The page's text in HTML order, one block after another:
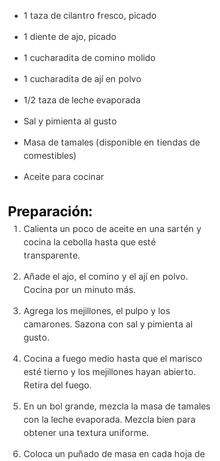
1 taza de cilantro fresco, picado
1 diente de ajo, picado
1 cucharadita de comino molido
1 cucharadita de ají en polvo
1/2 taza de leche evaporada
Sal y pimienta al gusto
Masa de tamales (disponible en tiendas de
comestibles)
Aceite para cocinar
Preparación:
Calienta un poco de aceite en una sartén y
cocina la cebolla hasta que esté
transparente.
Añade el ajo, el comino y el ají en polvo.
Cocina por un minuto más.
Agrega los mejillones, el pulpo y los
camarones. Sazona con sal y pimienta al
gusto.
Cocina a fuego medio hasta que el marisco
esté tierno y los mejillones hayan abierto.
Retira del fuego.
En un bol grande, mezcla la masa de tamales
con la leche evaporada. Mezcla bien para
obtener una textura uniforme.
Coloca un puñado de masa en cada hoja de